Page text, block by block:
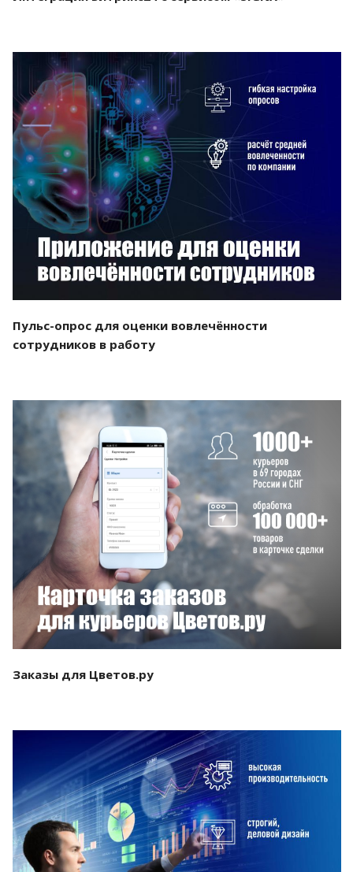
Смотреть проект
Пульс-опрос для оценки вовлечённости
сотрудников в работу
Смотреть проект
Заказы для Цветов.ру
Смотреть проект